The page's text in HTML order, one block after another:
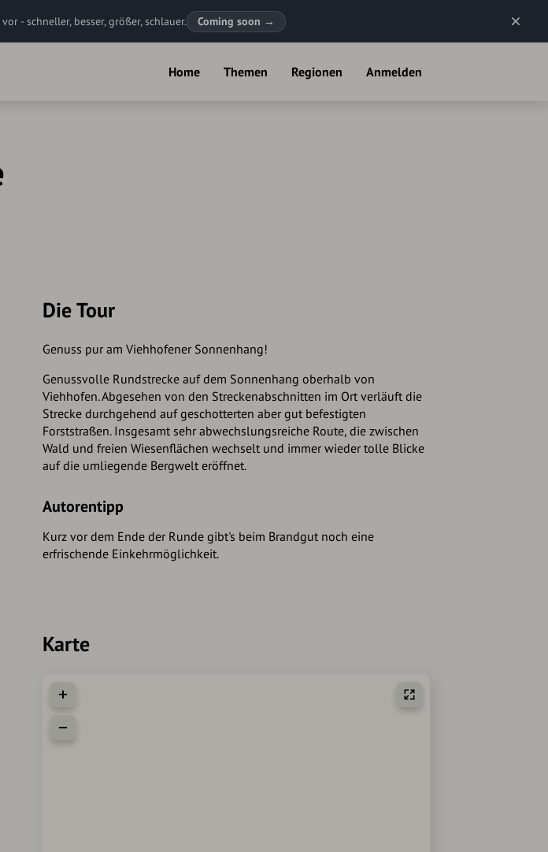
- schneller, besser, größer, schlauer. Coming soon →
Home Themen Regionen Anmelden
Die Tour
Genuss pur am Viehhofener Sonnenhang!
Genussvolle Rundstrecke auf dem Sonnenhang oberhalb von
Viehhofen. Abgesehen von den Streckenabschnitten im Ort verläuft die
Strecke durchgehend auf geschotterten aber gut befestigten
Forststraßen. Insgesamt sehr abwechslungsreiche Route, die zwischen
Wald und freien Wiesenflächen wechselt und immer wieder tolle Blicke
auf die umliegende Bergwelt eröffnet.
Autorentipp
Kurz vor dem Ende der Runde gibt's beim Brandgut noch eine
erfrischende Einkehrmöglichkeit.
Karte